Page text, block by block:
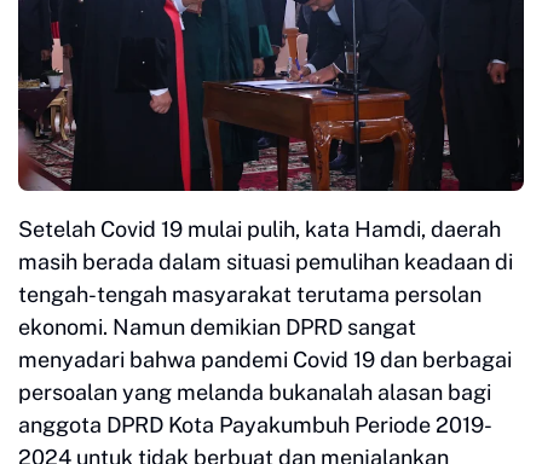
Setelah Covid 19 mulai pulih, kata Hamdi, daerah
masih berada dalam situasi pemulihan keadaan di
tengah-tengah masyarakat terutama persolan
ekonomi. Namun demikian DPRD sangat
menyadari bahwa pandemi Covid 19 dan berbagai
persoalan yang melanda bukanalah alasan bagi
anggota DPRD Kota Payakumbuh Periode 2019-
2024 untuk tidak berbuat dan menjalankan